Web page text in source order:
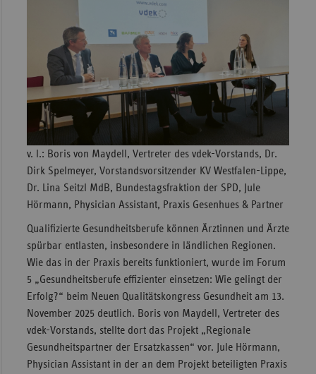
v. l.: Boris von Maydell, Vertreter des vdek-Vorstands, Dr.
Dirk Spelmeyer, Vorstandsvorsitzender KV Westfalen-Lippe,
Dr. Lina Seitzl MdB, Bundestagsfraktion der SPD, Jule
Hörmann, Physician Assistant, Praxis Gesenhues & Partner
Qualifizierte Gesundheitsberufe können Ärztinnen und Ärzte
spürbar entlasten, insbesondere in ländlichen Regionen.
Wie das in der Praxis bereits funktioniert, wurde im Forum
5 „Gesundheitsberufe effizienter einsetzen: Wie gelingt der
Erfolg?“ beim Neuen Qualitätskongress Gesundheit am 13.
November 2025 deutlich. Boris von Maydell, Vertreter des
vdek-Vorstands, stellte dort das Projekt „Regionale
Gesundheitspartner der Ersatzkassen“ vor. Jule Hörmann,
Physician Assistant in der an dem Projekt beteiligten Praxis